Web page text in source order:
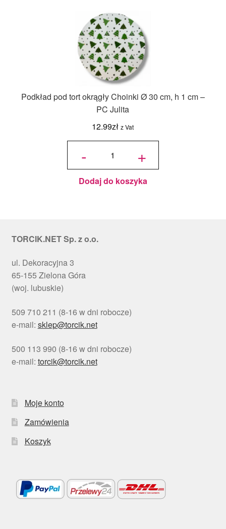
Podkład pod tort okrągły Choinki Ø 30 cm, h 1 cm –
PC Julita
12.99zł z Vat
-
ilość
okrągły
Choinki
Ø 30
cm, h 1
cm - PC
+
Dodaj do koszyka
TORCIK.NET Sp. z o.o.
ul. Dekoracyjna 3
65-155 Zielona Góra
(woj. lubuskie)
509 710 211 (8-16 w dni robocze)
e-mail: sklep@torcik.net
500 113 990 (8-16 w dni robocze)
e-mail: torcik@torcik.net
Moje konto
Zamówienia
Koszyk